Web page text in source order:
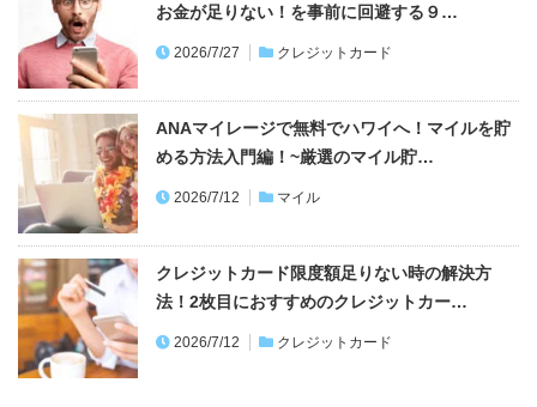
お金が足りない！を事前に回避する９…
2026/7/27 クレジットカード
ANAマイレージで無料でハワイへ！マイルを貯
める方法入門編！~厳選のマイル貯…
2026/7/12 マイル
クレジットカード限度額足りない時の解決方
法！2枚目におすすめのクレジットカー…
2026/7/12 クレジットカード